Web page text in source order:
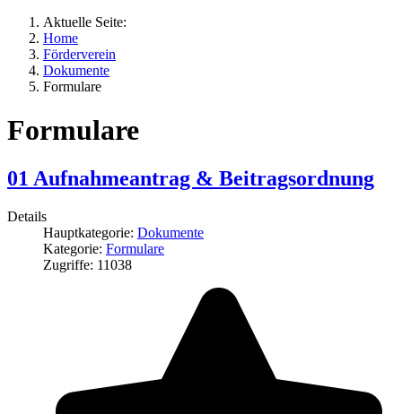
Aktuelle Seite:
Home
Förderverein
Dokumente
Formulare
Formulare
01 Aufnahmeantrag & Beitragsordnung
Details
Hauptkategorie: Dokumente
Kategorie: Formulare
Zugriffe: 11038